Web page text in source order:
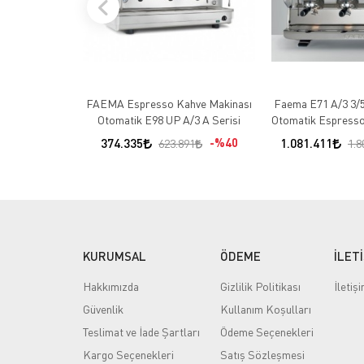
FAEMA Espresso Kahve Makinası
Otomatik E98 UP A/3 A Serisi
374.335 623.891 %40
Faema E71 A/3
Otomatik
3
1.081.411
KURUMSAL
Hakkımızda
Güvenlik
Teslimat ve İade Şartları
Kargo Seçenekleri
ÖDEME
Gizlilik Politikası
Kullanım Koşulları
Ödeme Seçenekleri
Satış Sözleşmesi